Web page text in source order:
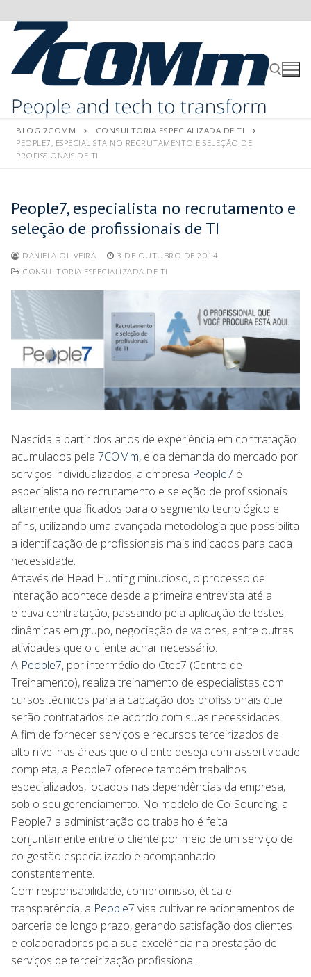
BLOG 7COMM
CONSULTORIA ESPECIALIZADA DE TI
PEOPLE7, ESPECIALISTA NO RECRUTAMENTO E SELEÇÃO DE
PROFISSIONAIS DE TI
People7, especialista no recrutamento e
seleção de profissionais de TI
DANIELA OLIVEIRA
3 DE OUTUBRO DE 2014
CONSULTORIA ESPECIALIZADA DE TI
Nascida a partir dos anos de experiência em contratação
acumulados pela 7COMm, e da demanda do mercado por
serviços individualizados, a empresa People7 é
especialista no recrutamento e seleção de profissionais
altamente qualificados para o segmento tecnológico e
afins, utilizando uma avançada metodologia que possibilita
a identificação de profissionais mais indicados para cada
necessidade.
Através de Head Hunting minucioso, o processo de
interação acontece desde a primeira entrevista até a
efetiva contratação, passando pela aplicação de testes,
dinâmicas em grupo, negociação de valores, entre outras
atividades que o cliente achar necessário.
A People7, por intermédio do Ctec7 (Centro de
Treinamento), realiza treinamento de especialistas com
cursos técnicos para a captação dos profissionais que
serão contratados de acordo com suas necessidades.
A fim de fornecer serviços e recursos terceirizados de
alto nível nas áreas que o cliente deseja com assertividade
completa, a People7 oferece também trabalhos
especializados, locados nas dependências da empresa,
sob o seu gerenciamento. No modelo de Co-Sourcing, a
People7 a administração do trabalho é feita
conjuntamente entre o cliente por meio de um serviço de
co-gestão especializado e acompanhado
constantemente.
Com responsabilidade, compromisso, ética e
transparência, a People7 visa cultivar relacionamentos de
parceria de longo prazo, gerando satisfação dos clientes
e colaboradores pela sua excelência na prestação de
serviços de terceirização profissional.